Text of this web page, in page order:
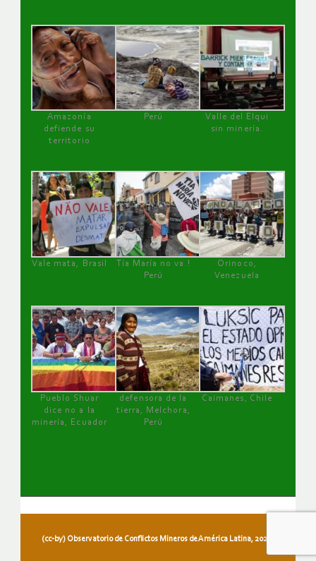
Amazonía
defiende su
territorio
Perú
Valle del Elqui
sin minería.
Vale mata, Brasil
Tía María no va !
Perú
Orinoco,
Venezuela
Pueblo Shuar
dice no a la
minería, Ecuador
defensora de la
tierra, Melchora,
Perú
Caimanes, Chile
(cc-by) Observatorio de Conflictos Mineros de América Latina, 2026